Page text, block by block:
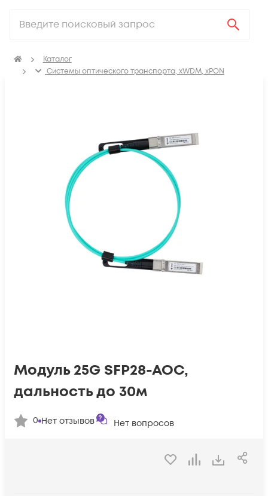
Каталог
Системы оптического транспорта, xWDM, xPON
Модуль 25G SFP28-AOC,
дальность до 30м
0 Нет отзывов Нет вопросов